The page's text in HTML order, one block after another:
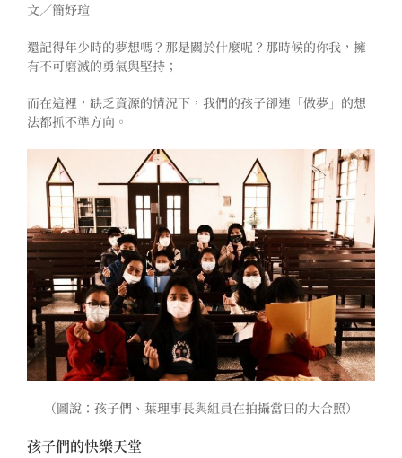
文／簡妤瑄
還記得年少時的夢想嗎？那是關於什麼呢？那時候的你我，擁
有不可磨滅的勇氣與堅持；
而在這裡，缺乏資源的情況下，我們的孩子卻連「做夢」的想
法都抓不準方向。
（圖說：孩子們、葉理事長與組員在拍攝當日的大合照）
孩子們的快樂天堂